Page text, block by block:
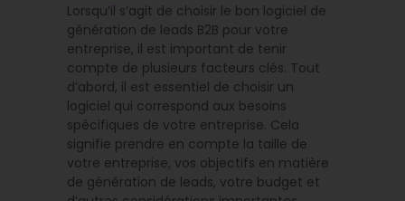
Lorsqu’il s’agit de choisir le bon logiciel de
génération de leads B2B pour votre
entreprise, il est important de tenir
compte de plusieurs facteurs clés. Tout
d’abord, il est essentiel de choisir un
logiciel qui correspond aux besoins
spécifiques de votre entreprise. Cela
signifie prendre en compte la taille de
votre entreprise, vos objectifs en matière
de génération de leads, votre budget et